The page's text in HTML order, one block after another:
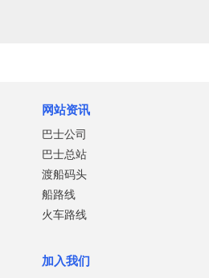
网站资讯
巴士公司
巴士总站
渡船码头
船路线
火车路线
加入我们